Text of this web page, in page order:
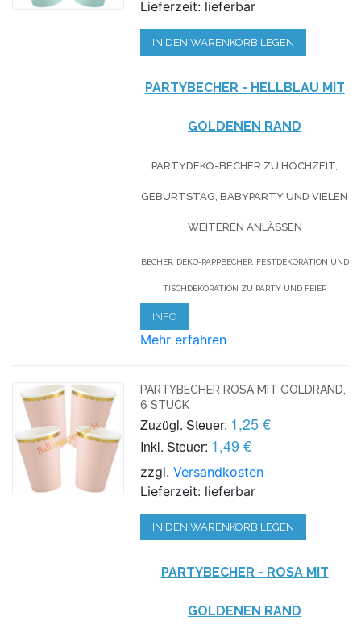
Lieferzeit: lieferbar
IN DEN WARENKORB LEGEN
PARTYBECHER - HELLBLAU MIT
GOLDENEN RAND
PARTYDEKO-BECHER ZU HOCHZEIT,
GEBURTSTAG, BABYPARTY UND VIELEN
WEITEREN ANLÄSSEN
BECHER, DEKO-PAPPBECHER, FESTDEKORATION UND
TISCHDEKORATION ZU PARTY UND FEIER
INFO
Mehr erfahren
PARTYBECHER ROSA MIT GOLDRAND,
6 STÜCK
Zuzügl. Steuer: 1,25 €
Inkl. Steuer: 1,49 €
zzgl.Versandkosten
Lieferzeit: lieferbar
IN DEN WARENKORB LEGEN
PARTYBECHER - ROSA MIT
GOLDENEN RAND